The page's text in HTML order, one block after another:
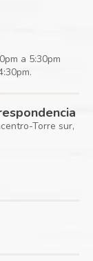
a 5:30pm
Torre sur,